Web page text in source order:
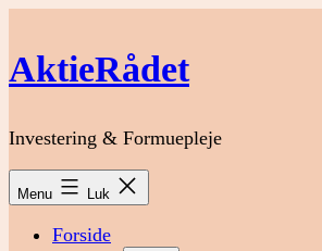
indhold
AktieRådet
Investering & Formuepleje
Menu Luk
Forside